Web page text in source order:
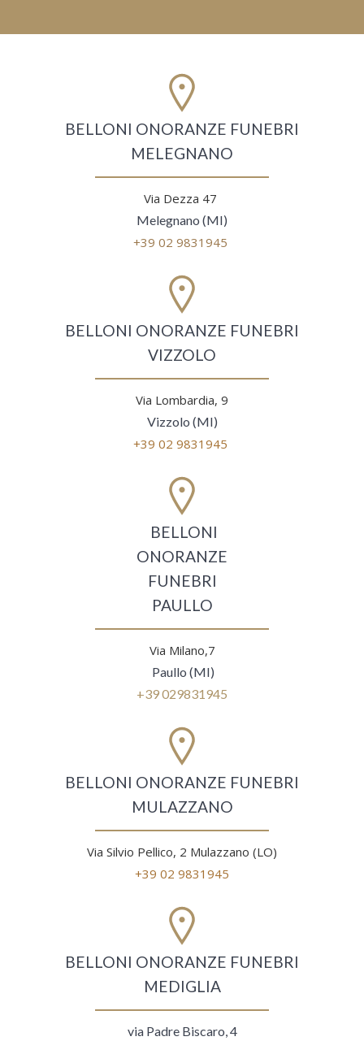
BELLONI ONORANZE FUNEBRI
MELEGNANO
Via Dezza 47
Melegnano (MI)
+39 02 9831945
BELLONI ONORANZE FUNEBRI
VIZZOLO
Via Lombardia, 9
Vizzolo (MI)
+39 02 9831945
BELLONI
ONORANZE
FUNEBRI
PAULLO
Via Milano,7
Paullo (MI)
+39 029831945
BELLONI ONORANZE FUNEBRI
MULAZZANO
Via Silvio Pellico, 2 Mulazzano (LO)
+39 02 9831945
BELLONI ONORANZE FUNEBRI
MEDIGLIA
via Padre Biscaro, 4